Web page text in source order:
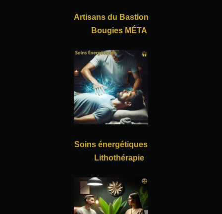
Artisans du Bastion
Bougies MÉTA
Soins énergétiques
Lithothérapie